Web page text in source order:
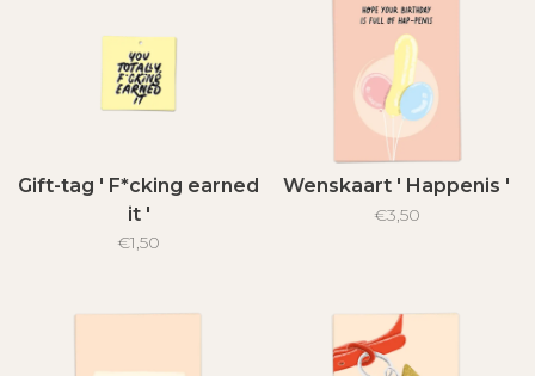
Gift-tag ' F*cking earned
it '
€1,50
Wenskaart ' Happenis '
€3,50